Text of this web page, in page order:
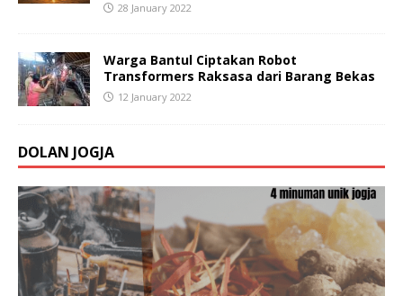
28 January 2022
Warga Bantul Ciptakan Robot
Transformers Raksasa dari Barang Bekas
12 January 2022
DOLAN JOGJA